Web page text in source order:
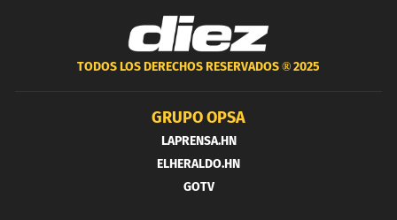
TODOS LOS DERECHOS RESERVADOS ®2025
GRUPO OPSA
LAPRENSA.HN
ELHERALDO.HN
GOTV